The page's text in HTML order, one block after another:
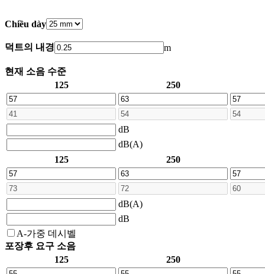
Chiều dày
덕트의 내경 m
현재 소음 수준
125
250
dB
dB(A)
125
250
dB(A)
dB
A-가중 데시벨
포장후 요구 소음
125
250